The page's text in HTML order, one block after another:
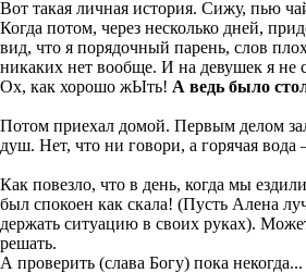
Вот такая личная история. Сижу, пью
Когда потом, через несколько дней,
вид, что я порядочный парень, слов
никаких нет вообще. И на девушек я не
Ох, как хорошо жЫть! А ведь было
Потом приехал домой. Первым делом
душ. Нет, что ни говори, а горячая вода
Как повезло, что в день, когда мы
был спокоен как скала! (Пусть Алена
держать ситуацию в своих руках).
решать.
А проверить (слава Богу) пока некогда...